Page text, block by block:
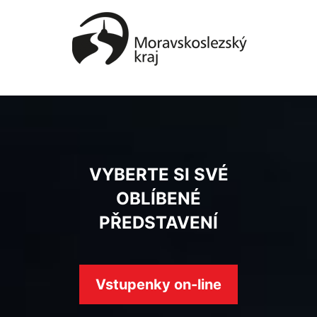
VYBERTE SI SVÉ
OBLÍBENÉ
PŘEDSTAVENÍ
Vstupenky on-line